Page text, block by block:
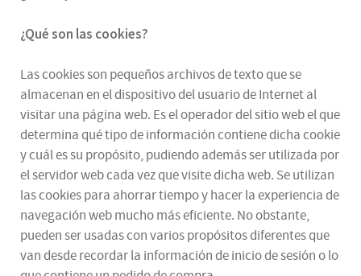
¿Qué son las cookies?
Las cookies son pequeños archivos de texto que se
almacenan en el dispositivo del usuario de Internet al
visitar una página web. Es el operador del sitio web el que
determina qué tipo de información contiene dicha cookie
y cuál es su propósito, pudiendo además ser utilizada por
el servidor web cada vez que visite dicha web. Se utilizan
las cookies para ahorrar tiempo y hacer la experiencia de
navegación web mucho más eficiente. No obstante,
pueden ser usadas con varios propósitos diferentes que
van desde recordar la información de inicio de sesión o lo